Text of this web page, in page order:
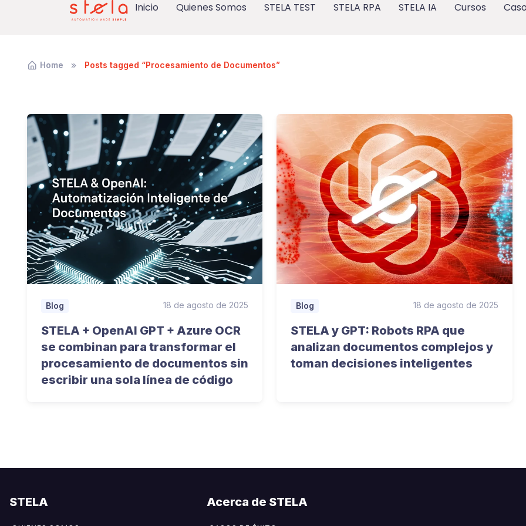
Inicio Quienes Somos STELA TEST STELA RPA STELA IA Cursos
Home Posts tagged “Procesamiento de Documentos”
Blog 18 de agosto de 2025
STELA + OpenAI GPT + Azure OCR
se combinan para transformar el
procesamiento de documentos sin
escribir una sola línea de código
Blog 18 de agosto de 2025
STELA y GPT: Robots RPA que
analizan documentos complejos y
toman decisiones inteligentes
STELA Acerca de STELA​